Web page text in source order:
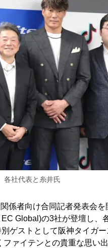
各社代表と糸井氏
係者向け合同記者発表会を
Global)の3社が登壇し、
ゲストとして阪神タイガ
ァイテンとの貴重な思い